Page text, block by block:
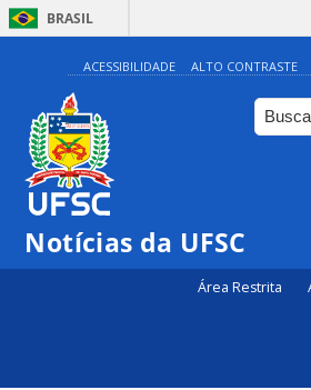
BRASIL
ACESSIBILIDADE ALTO CONTRASTE
Notícias da UFSC
Área Restrita